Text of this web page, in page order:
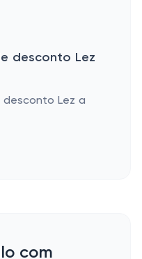
desconto Lez
com